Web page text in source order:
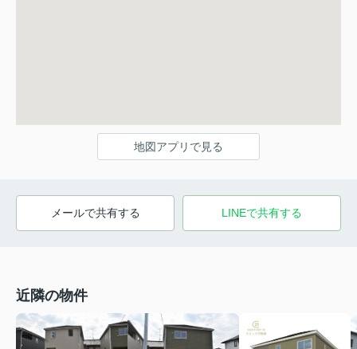
地図アプリで見る
メールで共有する LINEで共有する
近隣の物件